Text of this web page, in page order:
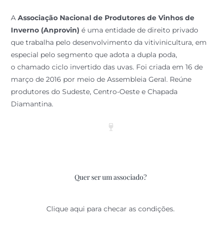
AAssociação Nacional de Produtores de Vinhos de
Inverno (Anprovin) é uma entidade de direito privado
que trabalha pelo desenvolvimento da vitivinicultura, em
especial pelo segmento que adota a dupla poda,
o chamado ciclo invertido das uvas. Foi criada em 16 de
março de 2016 por meio de Assembleia Geral. Reúne
produtores do Sudeste, Centro-Oeste e Chapada
Diamantina.
Quer ser um associado?
Clique aqui para checar as condições.